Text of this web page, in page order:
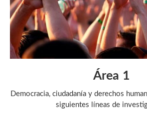
Área 1
Democracia, ciudadanía y derechos
siguientes líneas de